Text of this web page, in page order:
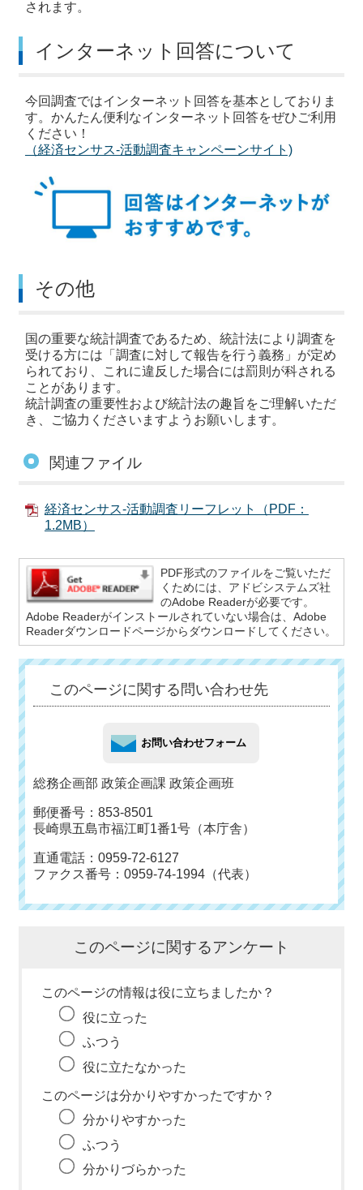
されます。
インターネット回答について
今回調査ではインターネット回答を基本としておりま
す。かんたん便利なインターネット回答をぜひご利用
ください！
（経済センサス-活動調査キャンペーンサイト)
その他
国の重要な統計調査であるため、統計法により調査を
受ける方には「調査に対して報告を行う義務」が定め
られており、これに違反した場合には罰則が科される
ことがあります。
統計調査の重要性および統計法の趣旨をご理解いただ
き、ご協力くださいますようお願いします。
関連ファイル
経済センサス-活動調査リーフレット（PDF：
1.2MB）
PDF形式のファイルをご覧いただ
くためには、アドビシステムズ社
のAdobe Readerが必要です。
Adobe Readerがインストールされていない場合は、Adobe
Readerダウンロードページからダウンロードしてください。
このページに関する問い合わせ先
総務企画部 政策企画課 政策企画班
郵便番号：853-8501
長崎県五島市福江町1番1号（本庁舎）
直通電話：0959-72-6127
ファクス番号：0959-74-1994（代表）
このページに関するアンケート
このページの情報は役に立ちましたか？
役に立った
ふつう
役に立たなかった
このページは分かりやすかったですか？
分かりやすかった
ふつう
分かりづらかった